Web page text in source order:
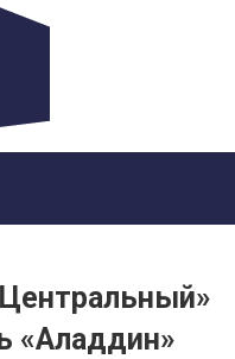
«Аладдин»